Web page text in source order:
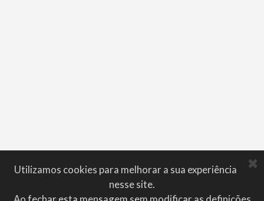
Utilizamos cookies para melhorar a sua experiência
nesse site.